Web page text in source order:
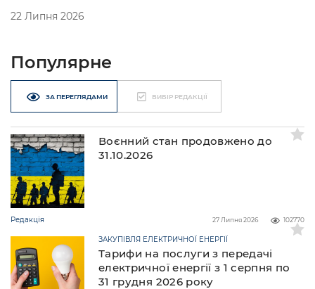
22 Липня 2026
Популярне
ЗА ПЕРЕГЛЯДАМИ ВИБІР РЕДАКЦІЇ
Воєнний стан продовжено до
31.10.2026
Редакція 102770
27 Липня 2026
Тарифи на послуги з передачі
електричної енергії з 1 серпня по
31 грудня 2026 року
ЗАКУПІВЛЯ ЕЛЕКТРИЧНОЇ ЕНЕРГІЇ